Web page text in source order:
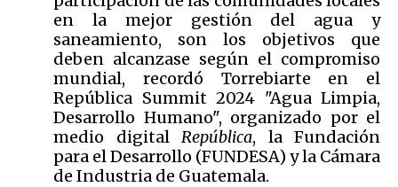
en la mejor gestión del agua y
saneamiento, son los objetivos que
deben alcanzase según el compromiso
mundial, recordó Torrebiarte en el
República Summit 2024 "Agua Limpia,
Desarrollo Humano", organizado por el
medio digital República, la Fundación
para el Desarrollo (FUNDESA) y la Cámara
de Industria de Guatemala.